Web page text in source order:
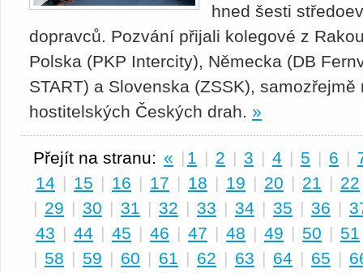
hned šesti
dopravců. Pozvání přijali kolegové z
Polska (PKP Intercity), Německa (DB
START) a Slovenska (ZSSK),
hostitelských Českých drah. »
Přejít na stranu: « | 1 | 2 | 3 | 4 | 5 | 6 |
14 | 15 | 16 | 17 | 18 | 19 | 20 | 21 | 22
| 29 | 30 | 31 | 32 | 33 | 34 | 35 | 36 |
43 | 44 | 45 | 46 | 47 | 48 | 49 | 50 | 51
| 58 | 59 | 60 | 61 | 62 | 63 | 64 | 65 |